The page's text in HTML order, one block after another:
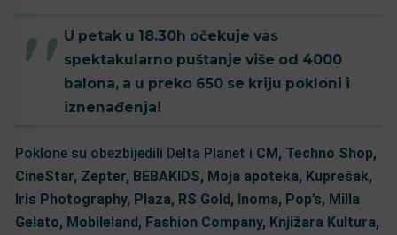
U petak u 18.30h očekuje vas
spektakularno puštanje više od 4000
balona, a u preko 650 se kriju pokloni i
iznenađenja!
Poklone su obezbijedili Delta Planet i CM, Techno Shop,
CineStar, Zepter, BEBAKIDS, Moja apoteka, Kuprešak,
Iris Photography, Plaza, RS Gold, Inoma, Pop’s, Milla
Gelato, Mobileland, Fashion Company, Knjižara Kultura,